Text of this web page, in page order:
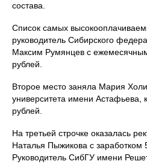
состава.
Список самых
руководитель Сибирского
Максим Румянцев с
рублей.
Второе место заняла Мария
университета имени Астафьева,
рублей.
На третьей строчке оказалась
Наталья Пыжикова с заработком
Руководитель СибГУ имени